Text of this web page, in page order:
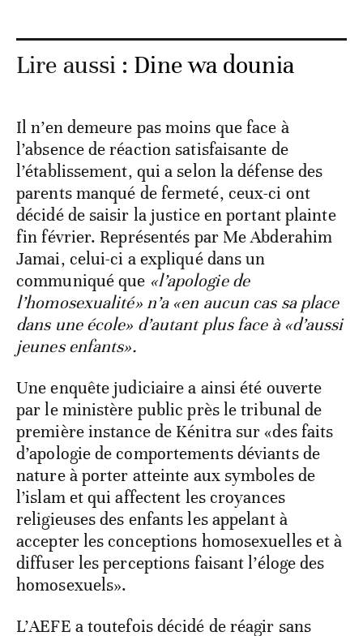
Lire aussi : Dine wa dounia
Il n’en demeure pas moins que face à
l’absence de réaction satisfaisante de
l’établissement, qui a selon la défense des
parents manqué de fermeté, ceux-ci ont
décidé de saisir la justice en portant plainte
fin février. Représentés par Me Abderahim
Jamai, celui-ci a expliqué dans un
communiqué que «l’apologie de
l’homosexualité» n’a «en aucun cas sa place
dans une école» d’autant plus face à «d’aussi
jeunes enfants».
Une enquête judiciaire a ainsi été ouverte
par le ministère public près le tribunal de
première instance de Kénitra sur «des faits
d’apologie de comportements déviants de
nature à porter atteinte aux symboles de
l’islam et qui affectent les croyances
religieuses des enfants les appelant à
accepter les conceptions homosexuelles et à
diffuser les perceptions faisant l’éloge des
homosexuels».
L’AEFE a toutefois décidé de réagir sans